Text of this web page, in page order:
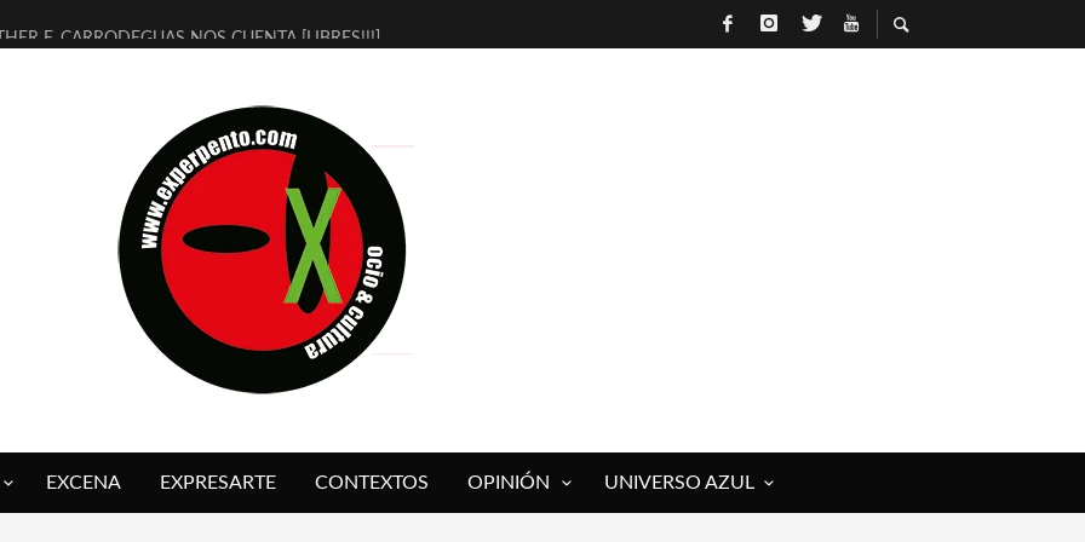
F. CARRODEGUAS NOS CUENTA [LIBRES!!!]
JONDA] DE JUAN GUERRERO ZAMORA
4, LA ESCUELA DEL DIRECTOR TEATRAL CLAUDIO TOLCACHIR
(NO ES NADA) DE LA KATARSIS DEL TOMATAZO
JUDÍAS EN #EXVITA
REINVENTAN [BITÁCORA 3.0] EN EXVITA
FLASH PRESENTA EN EXVITA [RELATIVA SENCILLEZ]
BARDAGÍ EN EXVITA INTERPRETANDO A SERRAT
EXCENA EXPRESARTE CONTEXTOS OPINIÓN UNIVERSO AZUL